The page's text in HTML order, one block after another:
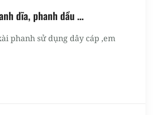
dĩa, phanh dầu …
phanh sử dụng dây cáp ,em